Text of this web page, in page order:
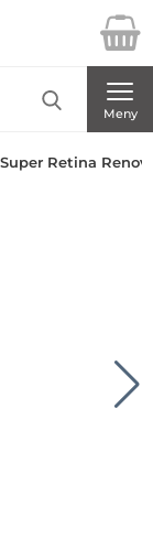
AB
Meny
Retina